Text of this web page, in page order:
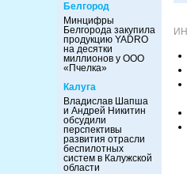
Белгород
Минцифры
Белгорода закупила
продукцию YADRO
на десятки
миллионов у ООО
«Пчелка»
Калуга
Владислав Шапша
и Андрей Никитин
обсудили
перспективы
развития отрасли
беспилотных
систем в Калужской
области